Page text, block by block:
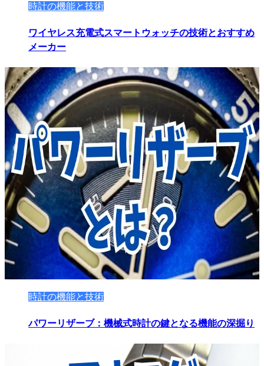
時計の機能と技術
ワイヤレス充電式スマートウォッチの技術とおすすめ
メーカー
時計の機能と技術
パワーリザーブ：機械式時計の鍵となる機能の深掘り